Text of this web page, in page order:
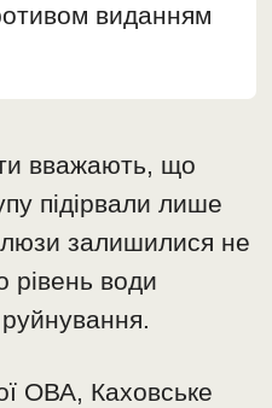
виданням
вважають, що
підірвали лише
залишилися не
води
ОВА, Каховське